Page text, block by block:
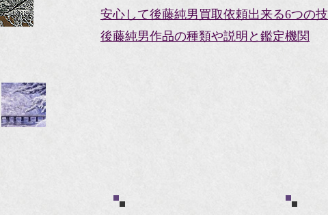
安心して後藤純男買取依頼出来る6つの技
後藤純男作品の種類や説明と鑑定機関